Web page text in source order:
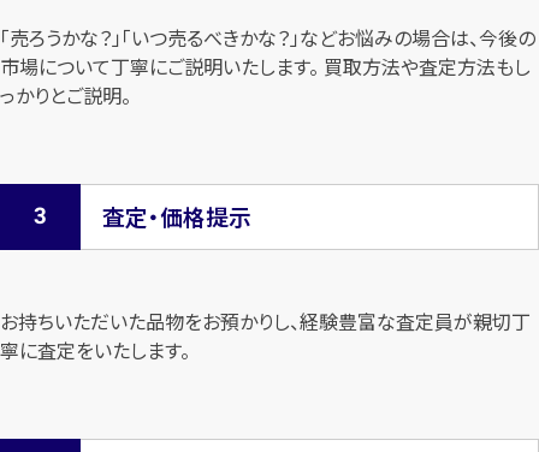
「売ろうかな？」「いつ売るべきかな？」などお悩みの場合は、今後の
市場について丁寧にご説明いたします。 買取方法や査定方法もし
っかりとご説明。
査定・価格提示
お持ちいただいた品物をお預かりし、経験豊富な査定員が親切丁
寧に査定をいたします。